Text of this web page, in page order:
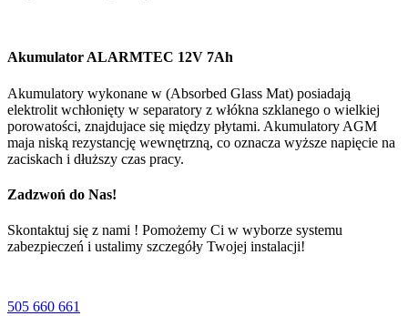
Akumulator ALARMTEC 12V 7Ah
Akumulatory wykonane w (Absorbed Glass Mat) posiadają
elektrolit wchłonięty w separatory z włókna szklanego o wielkiej
porowatości, znajdujace się między płytami. Akumulatory AGM
maja niską rezystancję wewnętrzną, co oznacza wyższe napięcie na
zaciskach i dłuższy czas pracy.
Zadzwoń do Nas!
Skontaktuj się z nami ! Pomożemy Ci w wyborze systemu
zabezpieczeń i ustalimy szczegóły Twojej instalacji!
505 660 661